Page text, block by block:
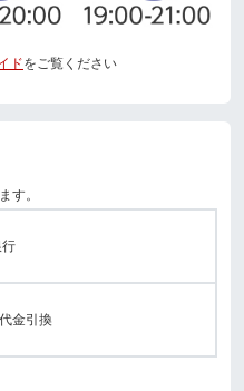
ドをご覧ください
す。
行
金引換